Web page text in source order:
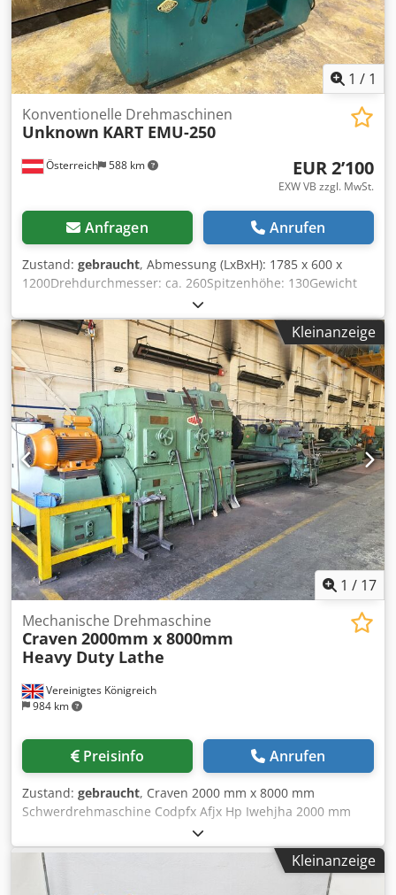
1 / 1
Österreich 588 km
Konventionelle Drehmaschinen
Unknown KART EMU-250
EUR 2’100
EXW VB zzgl. MwSt.
Anfragen Anrufen
Zustand: gebraucht, Abmessung (LxBxH): 1785 x 600 x
1200Drehdurchmesser: ca. 260Spitzenhöhe: 130Gewicht
ca.: 770Drehlänge: 600Technische Daten:Spitzenweite: 600
mm Spitzenhöhe: 130 mm Drehdurchmesser über Bett:
260 mm Spindelbohrung: 28 mm Drehzahlen (stufenlos):
52 – 2.250 U/min Antriebsleistung: 1,62 kW Außenmaße:
1.785 mm (Länge) x 600 mm (Breite) x 1.200 mm (Höhe)
Gewicht: ca. 770 kg Ausstattung:Dreibackenfutter mit
einem Durchmesser von 140 mm Vierfachstahlhalter
Reitstock Chedpfxev Ncn De Afhja Bohrfutter
Kleinanzeige
1 / 17
Vereinigtes Königreich
984 km
Mechanische Drehmaschine
Craven 2000mm x 8000mm
Heavy Duty Lathe
Preisinfo Anrufen
Zustand: gebraucht, Craven 2000 mm x 8000 mm
Schwerdrehmaschine Codpfx Afjx Hp Iwehjha 2000 mm
Umlaufdurchmesser über Bett 1500 mm über dem
Support 8.000 mm Spitzenweite Hauptantrieb 60 kW
Tragfähigkeit 40 Tonnen Spindeldrehzahlen 2 – 152 U/min
Lünetten (Steadies) 2000 mm Bettverlängerung
Kleinanzeige